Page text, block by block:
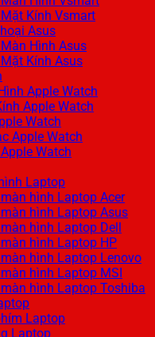
Kính Vsmart
Asus
Hình Asus
Kính Asus
Apple Watch
Apple Watch
Watch
Apple Watch
Watch
Laptop
hình Laptop Acer
hình Laptop Asus
hình Laptop Dell
hình Laptop HP
hình Laptop Lenovo
hình Laptop MSI
hình Laptop Toshiba
Laptop
Laptop